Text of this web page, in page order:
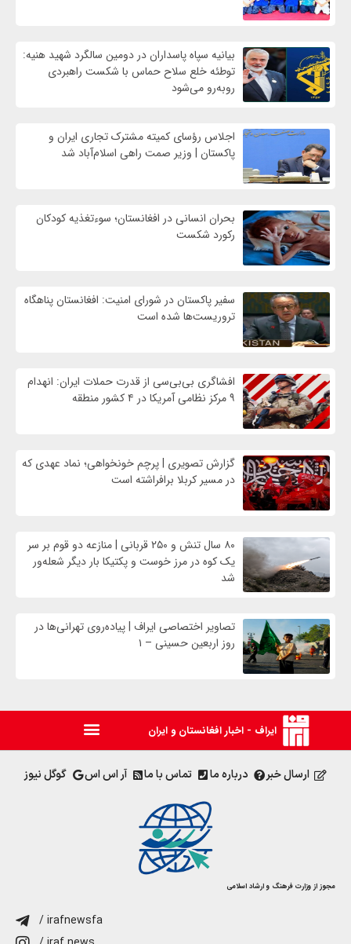
بیانیه سپاه پاسداران در دومین سالگرد شهید هنیه:
توطئه خلع سلاح حماس با شکست راهبردی
روبه‌رو می‌شود
اجلاس رؤسای کمیته مشترک تجاری ایران و
پاکستان | وزیر صمت راهی اسلام‌آباد شد
بحران انسانی در افغانستان؛ سوءتغذیه کودکان
رکورد شکست
سفیر پاکستان در شورای امنیت: افغانستان پناهگاه
تروریست‌ها شده است
افشاگری بی‌بی‌سی از قدرت حملات ایران: انهدام
۹ مرکز نظامی آمریکا در ۴ کشور منطقه
گزارش تصویری | پرچم خونخواهی؛ نماد عهدی که
در مسیر کربلا برافراشته است
۸۰ سال تنش و ۲۵۰ قربانی | منازعه دو قوم بر سر
یک کوه در مرز خوست و پکتیکا بار دیگر شعله‌ور
شد
تصاویر اختصاصی ایراف | پیاده‌روی تهرانی‌ها در
روز اربعین حسینی – ۱
ایراف - اخبار افغانستان و ایران
ارسال خبر درباره ما تماس با ما آر اس اس گوگل نیوز
مجوز از وزارت فرهنگ و ارشاد اسلامی
/ irafnewsfa